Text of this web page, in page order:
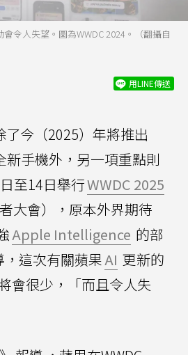
令人失望。圖為WWDC 2024。（翻攝自
用LINE傳送
了今（2025）年將推出
新手機外，另一項重點則
至14日舉行WWDC 2025
大會），原本外界期待
Apple Intelligence 的部
這次有關蘋果AI 更新的
會很少，「而且令人失